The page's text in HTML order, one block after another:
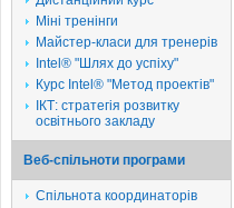
Міні тренінги
Майстер-класи для тренерів
Intel® "Шлях до успіху"
Курс Intel® "Метод проектів"
ІКТ: стратегія розвитку
освітнього закладу
Веб-спільноти програми
Спільнота координаторів